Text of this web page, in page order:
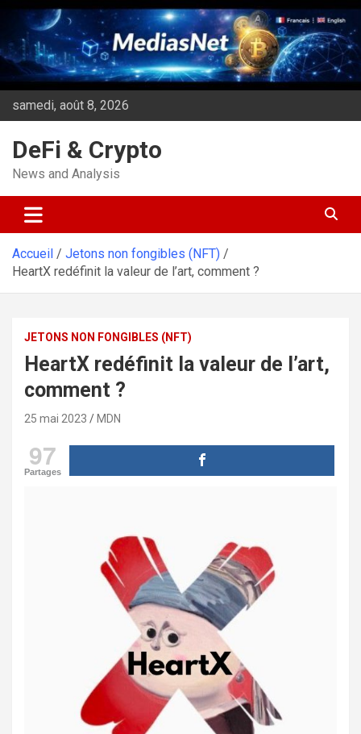
Aller
contenu
samedi, août 8, 2026
DeFi & Crypto
News and Analysis
Accueil
Jetons non fongibles (NFT)
HeartX redéfinit la valeur de l’art, comment ?
JETONS NON FONGIBLES (NFT)
HeartX redéfinit la valeur de l’art,
comment ?
25 mai 2023 MDN
97
Partages